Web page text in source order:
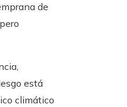
de
está
climático